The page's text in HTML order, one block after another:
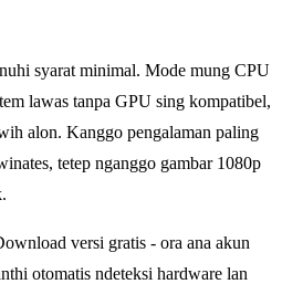
syarat minimal. Mode mung CPU
lawas tanpa GPU sing kompatibel,
alon. Kanggo pengalaman paling
tetep nganggo gambar 1080p
versi gratis - ora ana akun
otomatis ndeteksi hardware lan